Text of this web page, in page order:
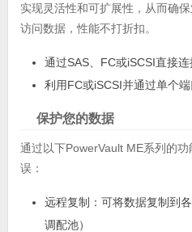
实现灵活性和可扩展性，从而确
访问数据，性能不打折扣。
通过SAS、FC或iSCSI直接
利用FC或iSCSI并通过单个
保护您的数据
通过以下PowerVault ME系列的
误：
远程复制：可将数据复制到
调配池）